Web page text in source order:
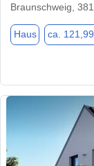
Braunschweig,
Haus ca.